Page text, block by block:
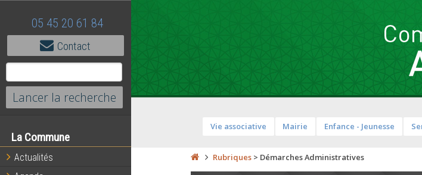
05 45 20 61 84
Contact
La Commune
Actualités
Vie associative Mairie Enfance - Jeunesse
Rubriques> Démarches Administratives